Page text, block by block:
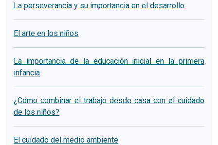
La perseverancia y su importancia en el desarrollo
El arte en los niños
La importancia de la educación inicial en la primera
infancia
¿Cómo combinar el trabajo desde casa con el cuidado
de los niños?
El cuidado del medio ambiente